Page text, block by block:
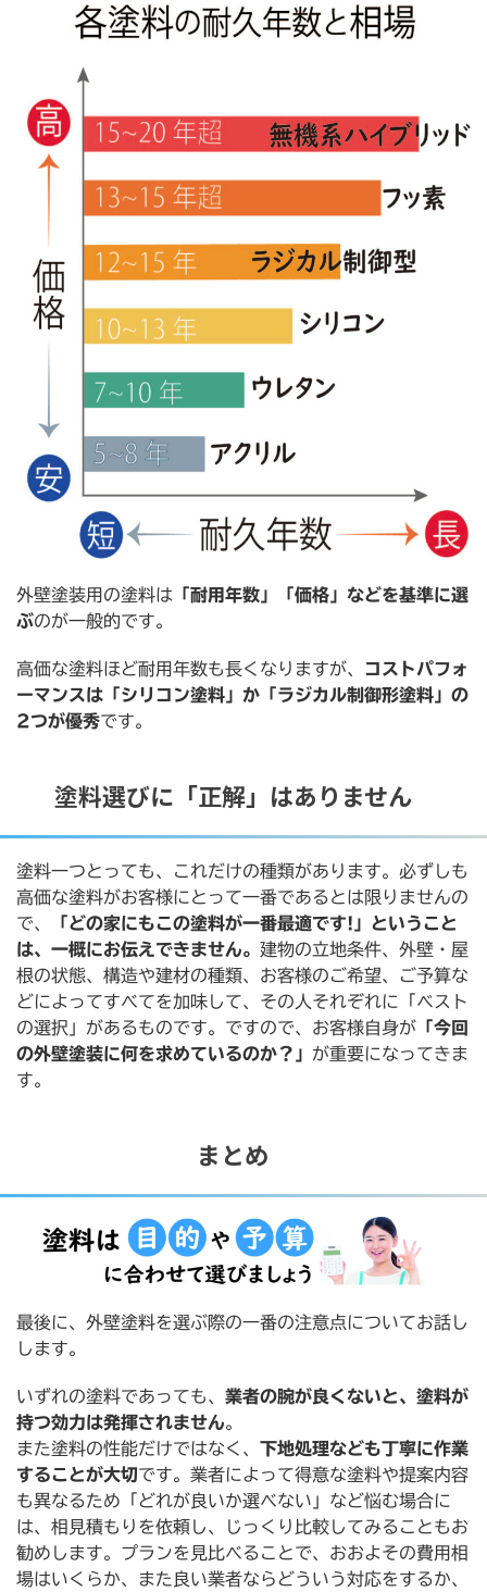
外壁塗装用の塗料は 「耐用年数」「価格」などを基準に選
ぶのが一般的です。
高価な塗料ほど耐用年数も長くなりますが、
コストパフォ
ーマンスは「シリコン塗料」か「ラジカル制御形塗料」の
2つが優秀です。
塗料選びに「正解」はありません
塗料⼀つとっても、これだけの種類があります。必ずしも
高価な塗料がお客様にとって一番であるとは限りませんの
で、
「どの家にもこの塗料が⼀番最適です!」ということ
は、⼀概にお伝えできません。 建物の立地条件、外壁・屋
根の状態、構造や建材の種類、お客様のご希望、ご予算な
どによってすべてを加味して、その人それぞれに「ベスト
の選択」があるものです。ですので、お客様自身が 「今回
の外壁塗装に何を求めているのか？」 が重要になってきま
す。
まとめ
最後に、外壁塗料を選ぶ際の一番の注意点についてお話し
します。
いずれの塗料であっても、 業者の腕が良くないと、塗料が
持つ効力は発揮されません。
また塗料の性能だけではなく、 下地処理なども丁寧に作業
することが大切です。業者によって得意な塗料や提案内容
も異なるため「どれが良いか選べない」など悩む場合に
は、相見積もりを依頼し、じっくり比較してみることもお
勧めします。プランを見比べることで、おおよその費用相
場はいくらか、また良い業者ならどういう対応をするか、